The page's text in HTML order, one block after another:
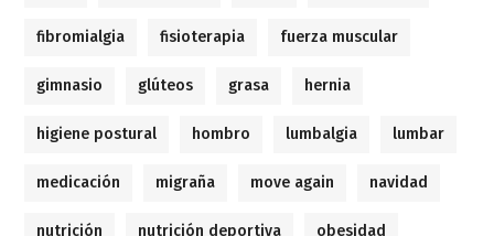
fibromialgia fisioterapia fuerza muscular
gimnasio glúteos grasa hernia
higiene postural hombro lumbalgia lumbar
medicación migraña move again navidad
nutrición nutrición deportiva obesidad